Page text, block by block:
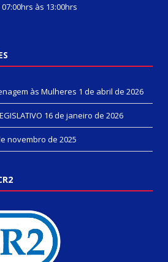
às 13:00hrs
às Mulheres 1 de abril de 2026
16 de janeiro de 2026
novembro de 2025